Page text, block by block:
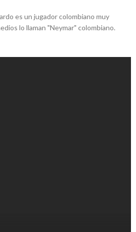
es un jugador colombiano muy
lo llaman "Neymar" colombiano.